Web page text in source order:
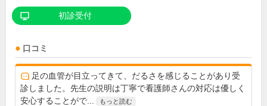
初診受付
口コミ
足の血管が目立ってきて、だるさを感じることがあり受
診しました。先生の説明は丁寧で看護師さんの対応は優しく
安心することがで...
もっと読む